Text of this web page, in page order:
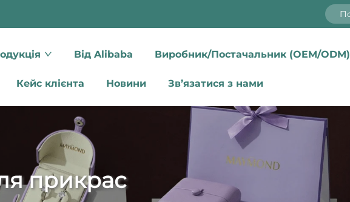
Від Alibaba Виробник/Постачальник (OEM/ODM)
Кейс клієнта Новини Зв’язатися з нами
прикрас